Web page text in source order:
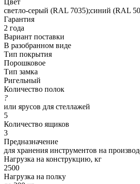
светло-серый (RAL 7035);синий (RAL
Гарантия
2 года
Вариант поставки
В разобранном виде
Тип покрытия
Порошковое
Тип замка
Ригельный
Количество полок
?
или ярусов для стеллажей
5
Количество ящиков
3
Предназначение
для хранения инструментов на
Нагрузка на конструкцию, кг
2500
Нагрузка на полку